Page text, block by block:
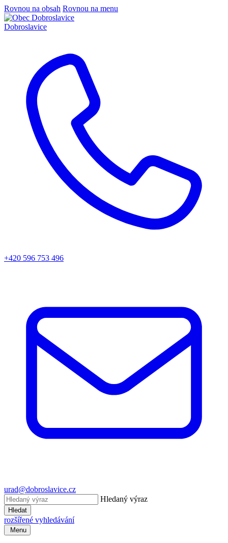
Rovnou na obsah Rovnou na menu
Dobroslavice
+420 596 753 496
urad@dobroslavice.cz
Hledaný výraz
Hledat
rozšířené vyhledávání
Menu